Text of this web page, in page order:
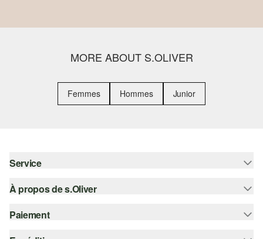
MORE ABOUT S.OLIVER
Femmes Hommes Junior
Service
Aide - FAQ
Guide des tailles
À propos de s.Oliver
S'abonner à la Newsletter
s.Oliver Card
Paiement